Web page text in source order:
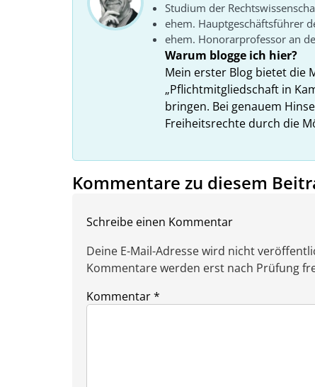
Studium der
ehem. Hauptgeschäftsführer
ehem. Honorarprofessor an
Warum blogge ich hier?
Mein erster Blog bietet die
„Pflichtmitgliedschaft in
bringen. Bei genauem
Freiheitsrechte durch die
Kommentare zu diesem
Schreibe einen Kommentar
Deine E-Mail-Adresse wird nicht
Kommentare werden erst nach Prüfung
Kommentar*